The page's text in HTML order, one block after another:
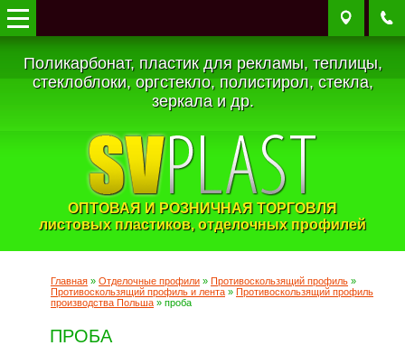
Поликарбонат, пластик для рекламы, теплицы,
стеклоблоки, оргстекло, полистирол, стекла,
зеркала и др.
ОПТОВАЯ И РОЗНИЧНАЯ ТОРГОВЛЯ
листовых пластиков, отделочных профилей
Главная » Отделочные профили » Противоскользящий профиль »
Противоскользящий профиль и лента » Противоскользящий профиль
производства Польша » проба
ПРОБА